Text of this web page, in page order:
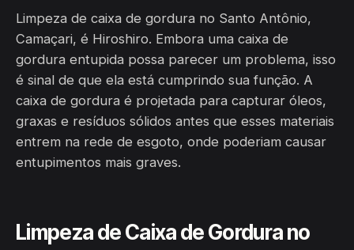
Limpeza de caixa de gordura no Santo Antônio,
Camaçari, é Hiroshiro. Embora uma caixa de
gordura entupida possa parecer um problema, isso
é sinal de que ela está cumprindo sua função. A
caixa de gordura é projetada para capturar óleos,
graxas e resíduos sólidos antes que esses materiais
entrem na rede de esgoto, onde poderiam causar
entupimentos mais graves.
Limpeza de Caixa de Gordura no